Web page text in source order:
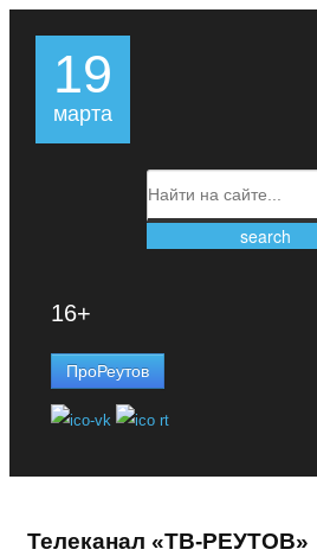
16+
ПроРеутов
Телеканал «ТВ-РЕУТОВ»
19
марта